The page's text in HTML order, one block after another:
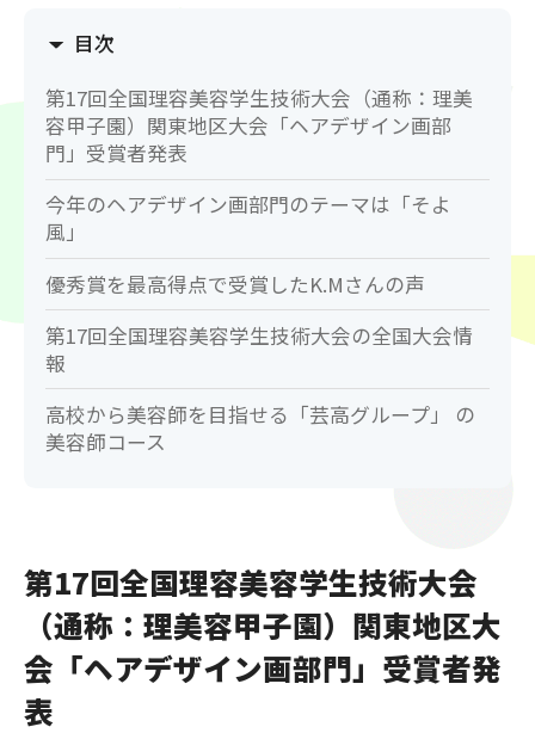
目次
第17回全国理容美容学生技術大会（通称：理美
容甲子園）関東地区大会「ヘアデザイン画部
門」受賞者発表
今年のヘアデザイン画部門のテーマは「そよ
風」
優秀賞を最高得点で受賞したK.Mさんの声
第17回全国理容美容学生技術大会の全国大会情
報
高校から美容師を目指せる「芸高グループ」 の
美容師コース
第17回全国理容美容学生技術大会
（通称：理美容甲子園）関東地区大
会「ヘアデザイン画部門」受賞者発
表